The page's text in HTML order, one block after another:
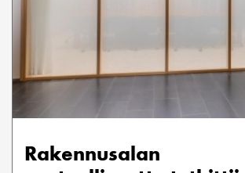
Rakennusalan